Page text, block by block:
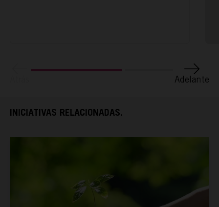
ESPAÑA RURAL
Adelante
INICIATIVAS RELACIONADAS.